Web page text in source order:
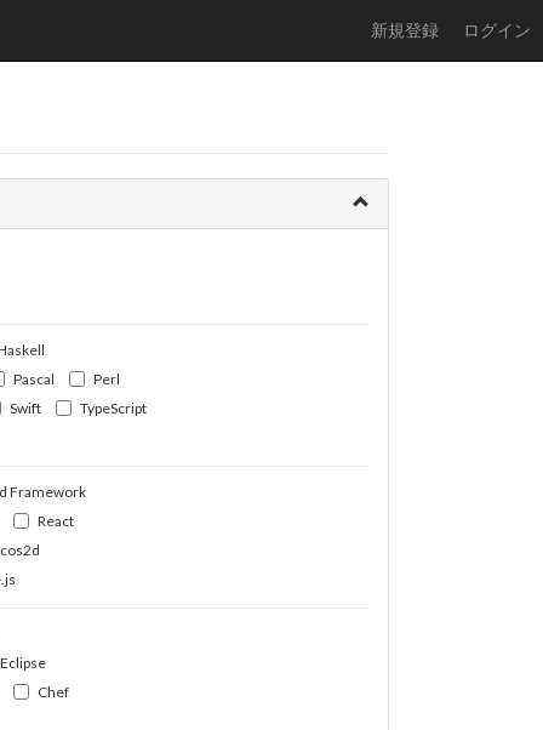
新規登録 ログイン
Pascal
Perl
Swift
TypeScript
Framework
React
Eclipse
Chef